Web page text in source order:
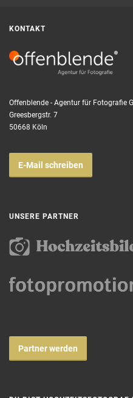
KONTAKT
Offenblende - Agentur für Fotografie
Greesbergstr. 7
50668 Köln
E-Mail schreiben
UNSERE PARTNER
Partner werden